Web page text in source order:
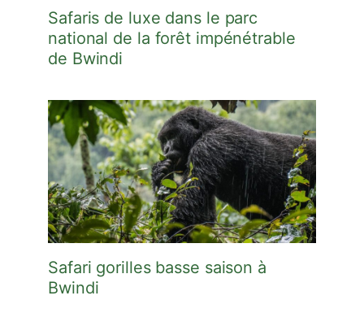
Safaris de luxe dans le parc
national de la forêt impénétrable
de Bwindi
Safari gorilles basse saison à
Bwindi